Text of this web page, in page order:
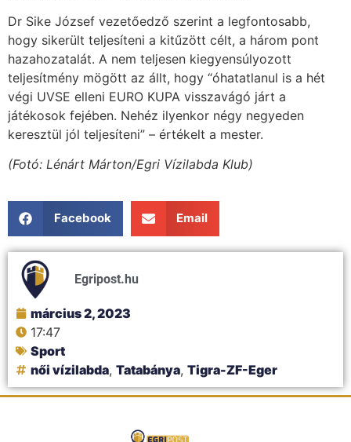
Dr Sike József vezetőedző szerint a legfontosabb,
hogy sikerült teljesíteni a kitűzött célt, a három pont
hazahozatalát. A nem teljesen kiegyensúlyozott
teljesítmény mögött az állt, hogy “óhatatlanul is a hét
végi UVSE elleni EURO KUPA visszavágó járt a
játékosok fejében. Nehéz ilyenkor négy negyeden
keresztül jól teljesíteni” – értékelt a mester.
(Fotó: Lénárt Márton/Egri Vízilabda Klub)
Facebook Email
Egripost.hu
március 2, 2023
17:47
Sport
női vízilabda, Tatabánya, Tigra-ZF-Eger